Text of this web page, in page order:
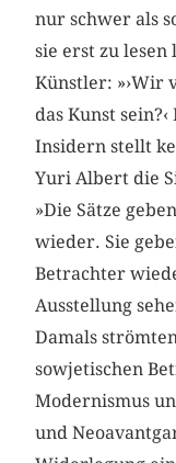
nur schwer als
sie erst zu
Künstler: »›Wir
das Kunst
Insidern stellt
Yuri Albert die
»Die Sätze
wieder. Sie
Betrachter
Ausstellung
Damals
sowjetischen
Modernismus
und